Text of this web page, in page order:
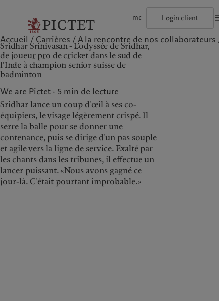
mc Login client
Le groupe Pictet
Les associés du Groupe
Rétrospective annuelle
Nos notations d'entreprise
Diversité, équité et inclusion
Notre histoire
Particuliers et familles
Institutions et intermédiaires financiers
Investisseurs institutionnels
Wealth management
Alternative investments
Asset services
Latest insights
Markets
Beyond markets
L’approche de Pictet
Rapport de durabilité
Plan d’action climatique
Principes d’investissement climatique
Gouvernance de la durabilité
Fondation du Groupe
Prix PictetNotre Groupe
Le groupe Pictet
Les associés du Groupe
Rétrospective annuelle
Nos notations d'entreprise
Diversité, équité et inclusion
Particuliers et familles
Institutions et
intermédiaires financiers
Investisseurs institutionnels
©2026, Pictet GroupConditions d'utilisationDocumentation
Accueil Carrières A la rencontre de nos collaborateurs
Sridhar Srinivasan - L’odyssée de Sridhar,
de joueur pro de cricket dans le sud de
l’Inde à champion senior suisse de
badminton
We are Pictet
5 min de lecture
Sridhar lance un coup d’œil à ses co-
équipiers, le visage légèrement crispé. Il
serre la balle pour se donner une
contenance, puis se dirige d’un pas souple
et agile vers la ligne de service. Exalté par
les chants dans les tribunes, il effectue un
lancer puissant. «Nous avons gagné ce
jour-là. C’était pourtant improbable.»